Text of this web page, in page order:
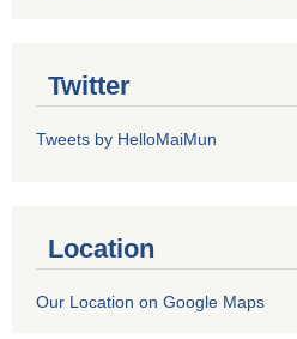
Twitter
Tweets by HelloMaiMun
Location
Our Location on Google Maps